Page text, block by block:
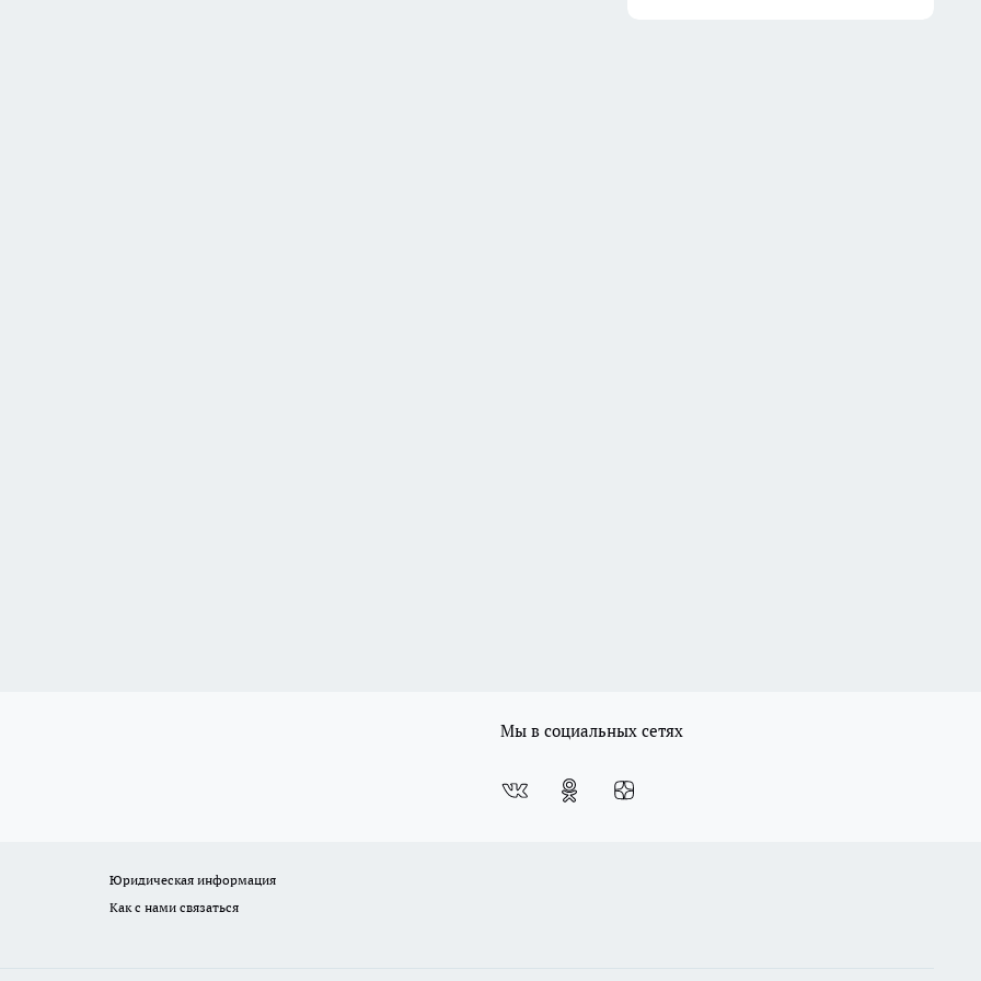
Мы в социальных сетях
Юридическая информация
Как с нами связаться